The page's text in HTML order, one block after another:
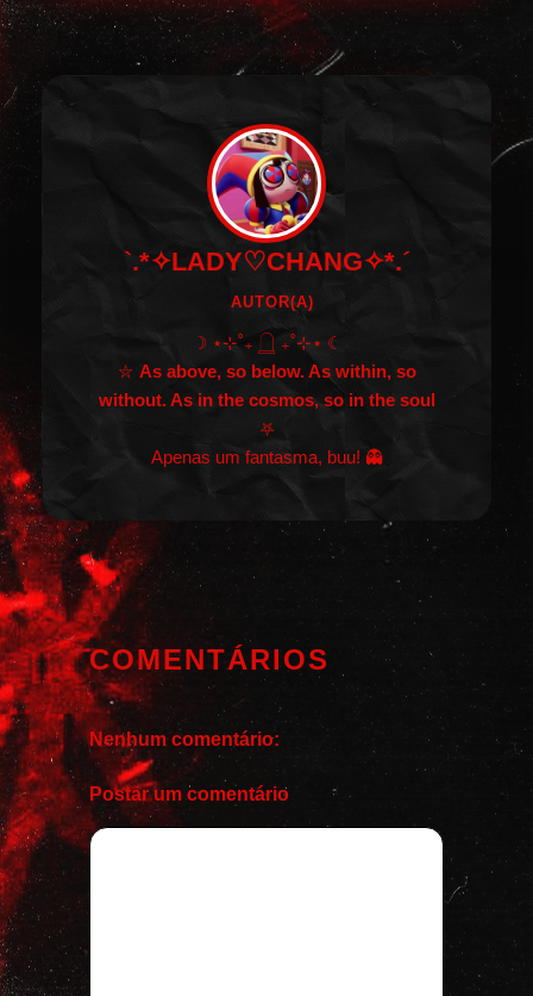
`.*✧LADY♡CHANG✧*.´
AUTOR(A)
☽ ⋆⊹˚₊ 𓉸 ₊˚⊹⋆ ☾
⛦ As above, so below. As within, so
without. As in the cosmos, so in the soul
⛧
Apenas um fantasma, buu! 👻
COMENTÁRIOS
Nenhum comentário:
Postar um comentário